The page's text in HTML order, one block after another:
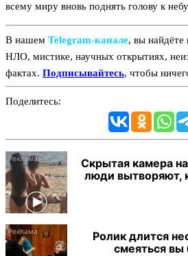
всему миру вновь поднять голову к
В нашем Telegram‑канале, вы найдёте
НЛО, мистике, научных открытиях,
фактах. Подписывайтесь, чтобы
Поделитесь:
Скрытая камера
люди вытворяют,
Ролик длится
смеяться вы